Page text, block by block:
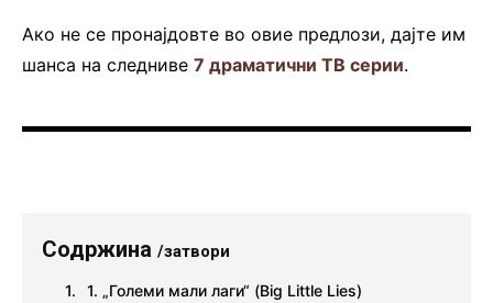
Ако не се пронајдовте во овие предлози, дајте им
шанса на следниве 7 драматични ТВ серии.
Содржина /затвори
1. „Големи мали лаги“ (Big Little Lies)